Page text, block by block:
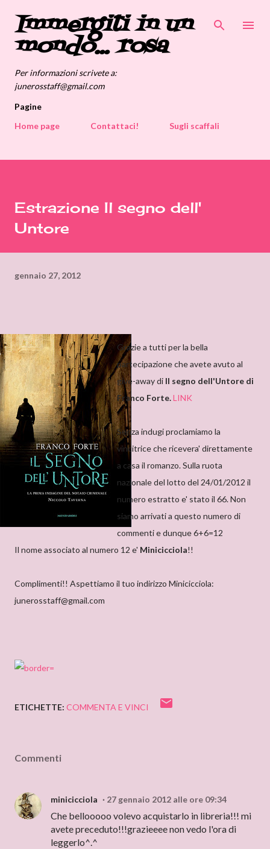
Passa ai contenuti principali
Immergiti in un
mondo... rosa
Per informazioni scrivete a:
junerosstaff@gmail.com
Pagine
Home page
Contattaci! Sugli scaffali
Estrazione Il segno dell'
Untore
gennaio 27, 2012
Grazie a tutti per la bella
partecipazione che avete avuto al
give-away di Il segno dell'Untore di
Franco Forte.LINK
Senza indugi proclamiamo la
vincitrice che ricevera' direttamente
a casa il romanzo. Sulla ruota
nazionale del lotto del 24/01/2012 il
numero estratto e' stato il 66. Non
siamo arrivati a questo numero di
commenti e dunque 6+6=12
Il nome associato al numero 12 e' Minicicciola!!
Complimenti!! Aspettiamo il tuo indirizzo Minicicciola:
junerosstaff@gmail.com
ETICHETTE: COMMENTA E VINCI
Commenti
minicicciola 27 gennaio 2012 alle ore 09:34
Che bellooooo volevo acquistarlo in libreria!!! mi
avete preceduto!!!grazieeee non vedo l'ora di
leggerlo^.^